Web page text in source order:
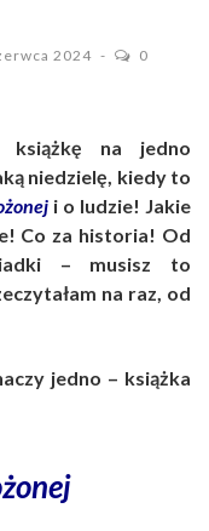
2024 0
książkę na jedno
niedzielę, kiedy to
i o ludzie! Jakie
Co za historia! Od
– musisz to
na raz, od
jedno – książka